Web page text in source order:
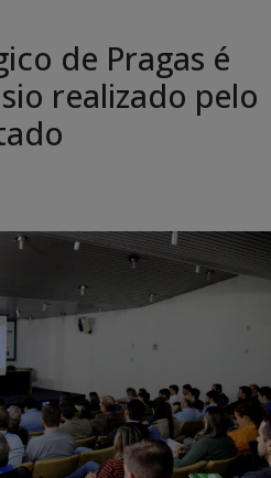
de Pragas é
realizado pelo